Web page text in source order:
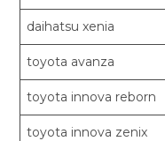
daihatsu xenia
toyota avanza
toyota innova reborn
toyota innova zenix